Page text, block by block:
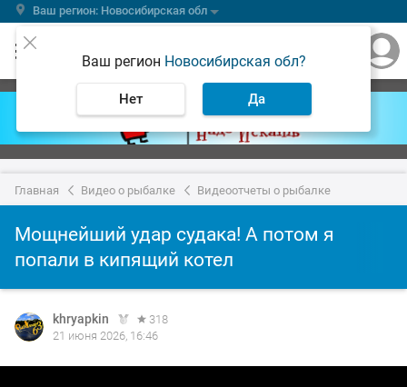
Ваш регион: Новосибирская обл
Ваш регион Новосибирская обл?
Нет Да
Главная Видео о рыбалке Видеоотчеты о рыбалке
Мощнейший удар судака! А потом я
попали в кипящий котел
khryapkin
318
21 июня 2026, 16:46